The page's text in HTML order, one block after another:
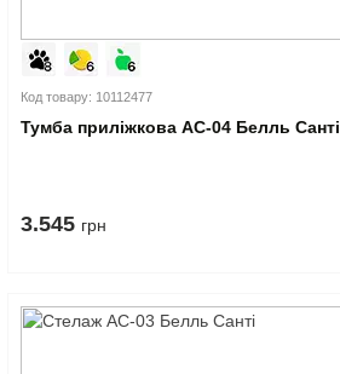
Код товару: 10112477
Тумба приліжкова АС-04 Белль Санті
3.545 грн